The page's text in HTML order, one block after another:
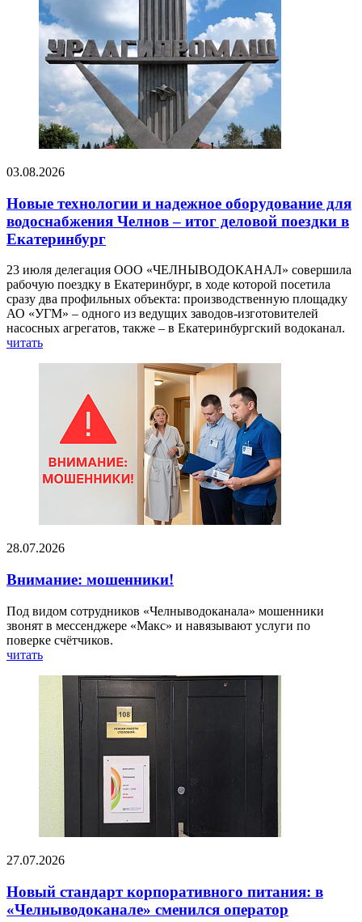
03.08.2026
Новые технологии и надежное оборудование для
водоснабжения Челнов – итог деловой поездки в
Екатеринбург
23 июля делегация ООО «ЧЕЛНЫВОДОКАНАЛ» совершила
рабочую поездку в Екатеринбург, в ходе которой посетила
сразу два профильных объекта: производственную площадку
АО «УГМ» – одного из ведущих заводов-изготовителей
насосных агрегатов, также – в Екатеринбургский водоканал.
читать
28.07.2026
Внимание: мошенники!
Под видом сотрудников «Челныводоканала» мошенники
звонят в мессенджере «Макс» и навязывают услуги по
поверке счётчиков.
читать
27.07.2026
Новый стандарт корпоративного питания: в
«Челныводоканале» сменился оператор